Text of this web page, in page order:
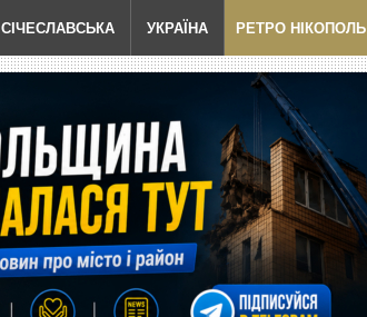
СІЧЕСЛАВСЬКА УКРАЇНА РЕТРО НІКОПОЛЬ